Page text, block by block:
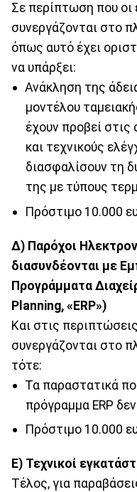
Σε περίπτωση που οι
συνεργάζονται στο
όπως αυτό έχει
να υπάρξει:
Ανάκληση της
μοντέλου
έχουν προβεί στις
και τεχνικούς
διασφαλίσουν τη
της με τύπους
Πρόστιμο 10.000
Δ) Παρόχοι
διασυνδέονται με
Προγράμματα
Planning, «ERP»)
Και στις
συνεργάζονται στο
τότε:
Τα παραστατικά
πρόγραμμα ERP
Πρόστιμο 10.000
E) Τεχνικοί
Τέλος, για